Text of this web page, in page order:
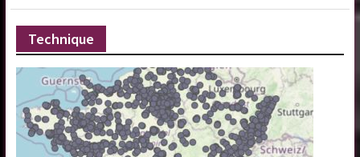
Technique